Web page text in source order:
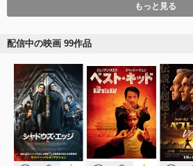
もっと見る
配信中の映画 99作品